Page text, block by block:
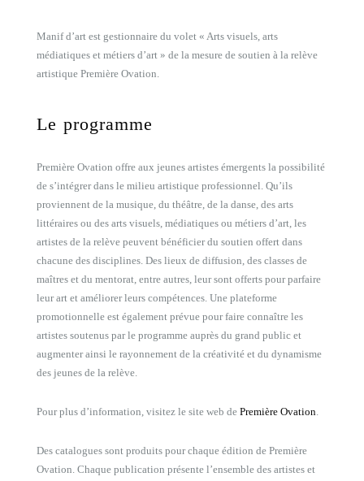
Manif d’art est gestionnaire du volet « Arts visuels, arts
médiatiques et métiers d’art » de la mesure de soutien à la relève
artistique Première Ovation.
Le programme
Première Ovation offre aux jeunes artistes émergents la possibilité
de s’intégrer dans le milieu artistique professionnel. Qu’ils
proviennent de la musique, du théâtre, de la danse, des arts
littéraires ou des arts visuels, médiatiques ou métiers d’art, les
artistes de la relève peuvent bénéficier du soutien offert dans
chacune des disciplines. Des lieux de diffusion, des classes de
maîtres et du mentorat, entre autres, leur sont offerts pour parfaire
leur art et améliorer leurs compétences. Une plateforme
promotionnelle est également prévue pour faire connaître les
artistes soutenus par le programme auprès du grand public et
augmenter ainsi le rayonnement de la créativité et du dynamisme
des jeunes de la relève.
Pour plus d’information, visitez le site web de Première Ovation.
Des catalogues sont produits pour chaque édition de Première
Ovation. Chaque publication présente l’ensemble des artistes et